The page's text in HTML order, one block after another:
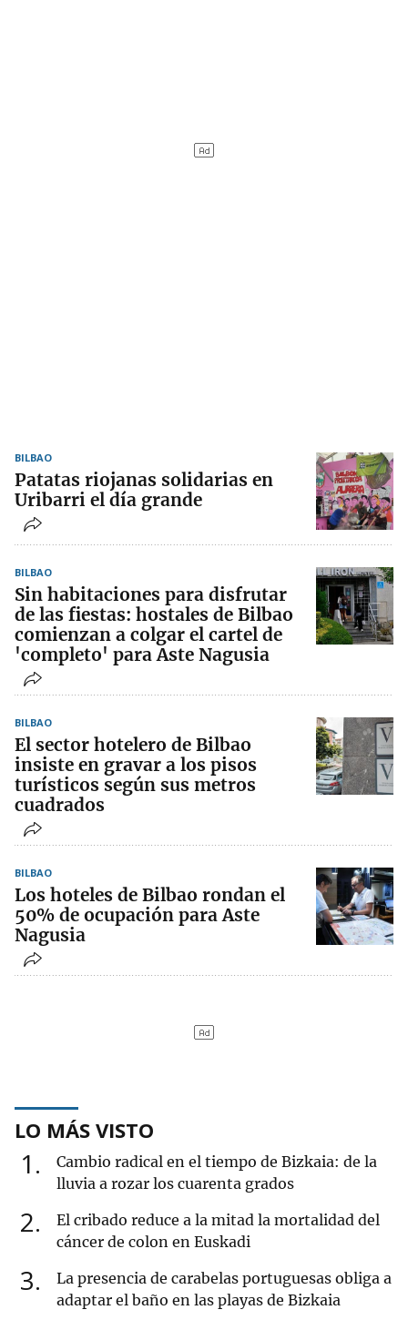
BILBAO
Patatas riojanas solidarias en
Uribarri el día grande
BILBAO
Sin habitaciones para disfrutar
de las fiestas: hostales de Bilbao
comienzan a colgar el cartel de
'completo' para Aste Nagusia
BILBAO
El sector hotelero de Bilbao
insiste en gravar a los pisos
turísticos según sus metros
cuadrados
BILBAO
Los hoteles de Bilbao rondan el
50% de ocupación para Aste
Nagusia
LO MÁS VISTO
1
Cambio radical en el tiempo de Bizkaia: de la
lluvia a rozar los cuarenta grados
2
El cribado reduce a la mitad la mortalidad del
cáncer de colon en Euskadi
3
La presencia de carabelas portuguesas obliga a
adaptar el baño en las playas de Bizkaia